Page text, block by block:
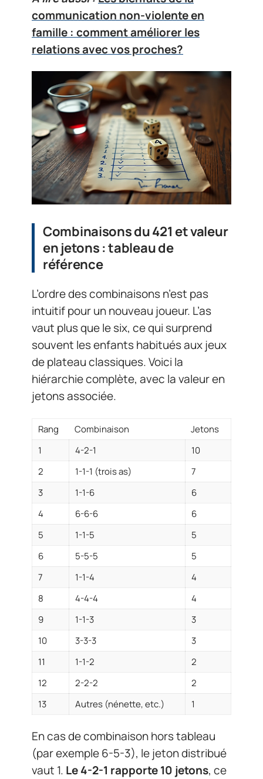
communication non-violente en
famille : comment améliorer les
relations avec vos proches?
Combinaisons du 421 et valeur
en jetons : tableau de
référence
L’ordre des combinaisons n’est pas
intuitif pour un nouveau joueur. L’as
vaut plus que le six, ce qui surprend
souvent les enfants habitués aux jeux
de plateau classiques. Voici la
hiérarchie complète, avec la valeur en
jetons associée.
Rang Combinaison
Jetons
1
4-2-1
10
2
1-1-1 (trois as)
7
3
1-1-6
6
4
6-6-6
6
5
1-1-5
5
6
5-5-5
5
7
1-1-4
4
8
4-4-4
4
9
1-1-3
3
10
3-3-3
3
11
1-1-2
2
12
2-2-2
2
13
Autres (nénette, etc.) 1
En cas de combinaison hors tableau
(par exemple 6-5-3), le jeton distribué
vaut 1. Le 4-2-1 rapporte 10 jetons, ce